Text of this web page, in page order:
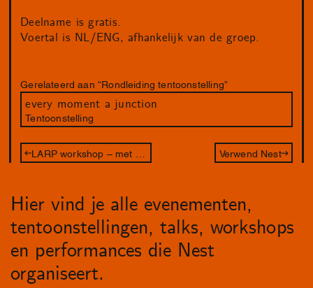
Deelname is gratis.
Voertal is NL/ENG, afhankelijk van de groep.
Gerelateerd aan “Rondleiding tentoonstelling”
every moment a junction
Tentoonstelling
Verwend Nest
Hier vind je alle evenementen,
tentoonstellingen, talks, workshops
en performances die Nest
organiseert.